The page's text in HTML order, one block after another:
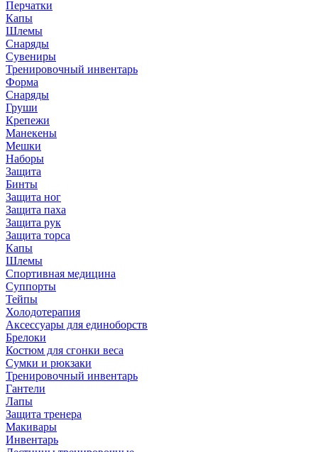
Перчатки
Капы
Шлемы
Снаряды
Сувениры
Тренировочный инвентарь
Форма
Снаряды
Груши
Крепежи
Манекены
Мешки
Наборы
Защита
Бинты
Защита ног
Защита паха
Защита рук
Защита торса
Капы
Шлемы
Спортивная медицина
Суппорты
Тейпы
Холодотерапия
Аксессуары для единоборств
Брелоки
Костюм для сгонки веса
Сумки и рюкзаки
Тренировочный инвентарь
Гантели
Лапы
Защита тренера
Макивары
Инвентарь